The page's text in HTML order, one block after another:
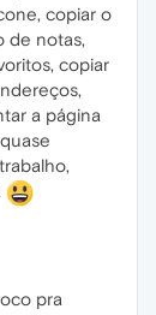
copiar o
de notas,
copiar
a página
pra